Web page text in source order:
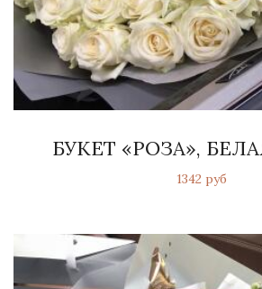
БУКЕТ «РОЗА»,
1342 руб